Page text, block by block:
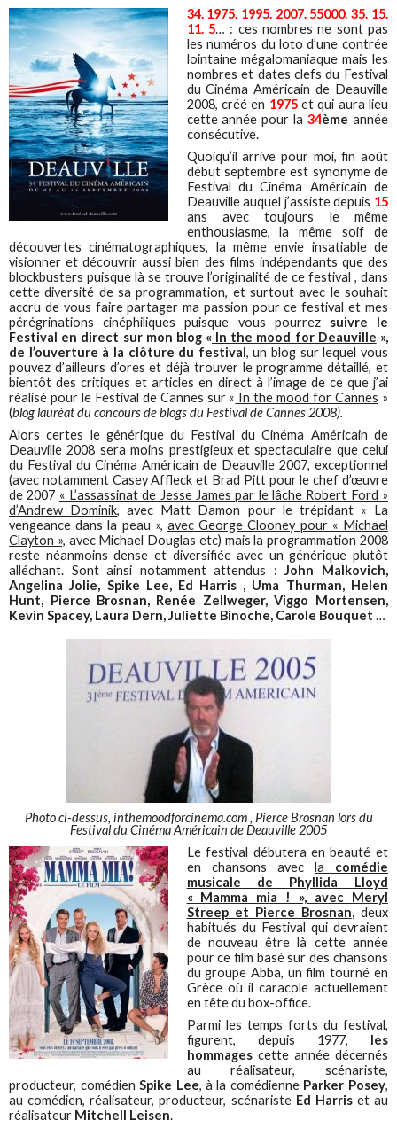
34. 1975. 1995. 2007. 55000. 35. 15.
11. 5… : ces nombres ne sont pas
les numéros du loto d’une contrée
lointaine mégalomaniaque mais les
nombres et dates clefs du Festival
du Cinéma Américain de Deauville
2008, créé en 1975et qui aura lieu
cette année pour la34ème année
consécutive.
Quoiqu’il arrive pour moi, fin août
début septembre est synonyme de
Festival du Cinéma Américain de
Deauville auquel j’assiste depuis 15
ans avec toujours le même
enthousiasme, la même soif de
découvertes cinématographiques, la même envie insatiable de
visionner et découvrir aussi bien des films indépendants que des
blockbusters puisque là se trouve l’originalité de ce festival , dans
cette diversité de sa programmation, et surtout avec le souhait
accru de vous faire partager ma passion pour ce festival et mes
pérégrinations cinéphiliques puisque vous pourrez suivre le
Festival en direct sur mon blog « In the mood for Deauville »,
de l’ouverture à la clôture du festival, un blog sur lequel vous
pouvez d’ailleurs d’ores et déjà trouver le programme détaillé, et
bientôt des critiques et articles en direct à l’image de ce que j’ai
réalisé pour le Festival de Cannes sur « In the mood for Cannes »
(blog lauréat du concours de blogs du Festival de Cannes 2008).
Alors certes le générique du Festival du Cinéma Américain de
Deauville 2008 sera moins prestigieux et spectaculaire que celui
du Festival du Cinéma Américain de Deauville 2007, exceptionnel
(avec notamment Casey Affleck et Brad Pitt pour le chef d’œuvre
de 2007 « L’assassinat de Jesse James par le lâche Robert Ford »
d’Andrew Dominik, avec Matt Damon pour le trépidant « La
vengeance dans la peau », avec George Clooney pour « Michael
Clayton », avec Michael Douglas etc) mais la programmation 2008
reste néanmoins dense et diversifiée avec un générique plutôt
alléchant. Sont ainsi notamment attendus :John Malkovich,
Angelina Jolie, Spike Lee, Ed Harris , Uma Thurman, Helen
Hunt, Pierce Brosnan, Renée Zellweger, Viggo Mortensen,
Kevin Spacey, Laura Dern, Juliette Binoche, Carole Bouquet …
Photo ci-dessus, inthemoodforcinema.com , Pierce Brosnan lors du
Festival du Cinéma Américain de Deauville 2005
Le festival débutera en beauté et
en chansons avec la comédie
musicale de Phyllida Lloyd
« Mamma mia ! », avec Meryl
Streep et Pierce Brosnan,deux
habitués du Festival qui devraient
de nouveau être là cette année
pour ce film basé sur des chansons
du groupe Abba, un film tourné en
Grèce où il caracole actuellement
en tête du box-office.
Parmi les temps forts du festival,
figurent, depuis 1977, les
hommagescette année décernés
au réalisateur, scénariste,
producteur, comédienSpike Lee, à la comédienne Parker Posey,
au comédien, réalisateur, producteur, scénariste Ed Harriset au
réalisateur Mitchell Leisen.